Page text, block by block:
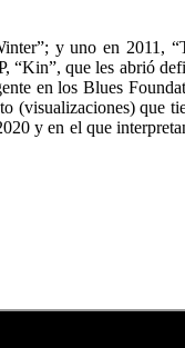
y uno en
que les abrió
en los Blues
que
y en el que